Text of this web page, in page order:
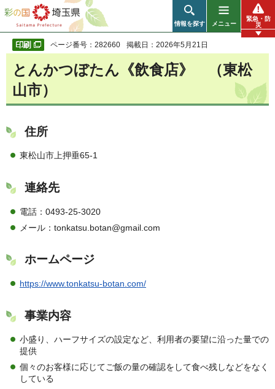
彩の国 埼玉県
情報を探す メニュー
緊急・防
災
ページ番号：282660 掲載日：2026年5月21日
とんかつぼたん《飲食店》 （東松
山市）
住所
東松山市上押垂65-1
連絡先
電話：0493-25-3020
メール：tonkatsu.botan@gmail.com
ホームページ
https://www.tonkatsu-botan.com/
事業内容
小盛り、ハーフサイズの設定など、利用者の要望に沿った量での
提供
個々のお客様に応じてご飯の量の確認をして食べ残しなどをなく
している